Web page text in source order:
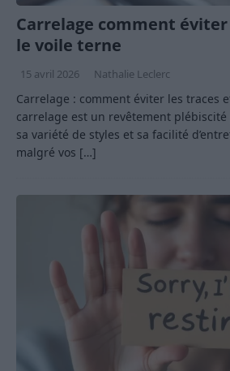
Carrelage comment
le voile terne
15 avril 2026 Nathalie Leclerc
Carrelage : comment éviter les traces
carrelage est un revêtement
sa variété de styles et sa facilité
malgré vos […]